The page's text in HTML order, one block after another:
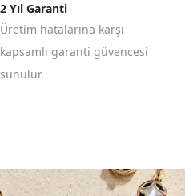
2 Yıl Garanti
Üretim hatalarına karşı
kapsamlı garanti güvencesi
sunulur.